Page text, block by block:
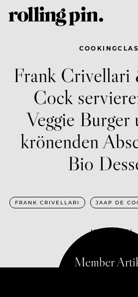
Frank Crivellari
Cock
Veggie Burger
krönenden
Bio
FRANK CRIVELLARI JAAP DE
MAI 19, 2021